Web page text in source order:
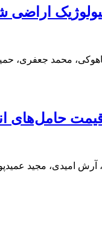
محمد جعفری،
حامل‌های
امیدی، مجید